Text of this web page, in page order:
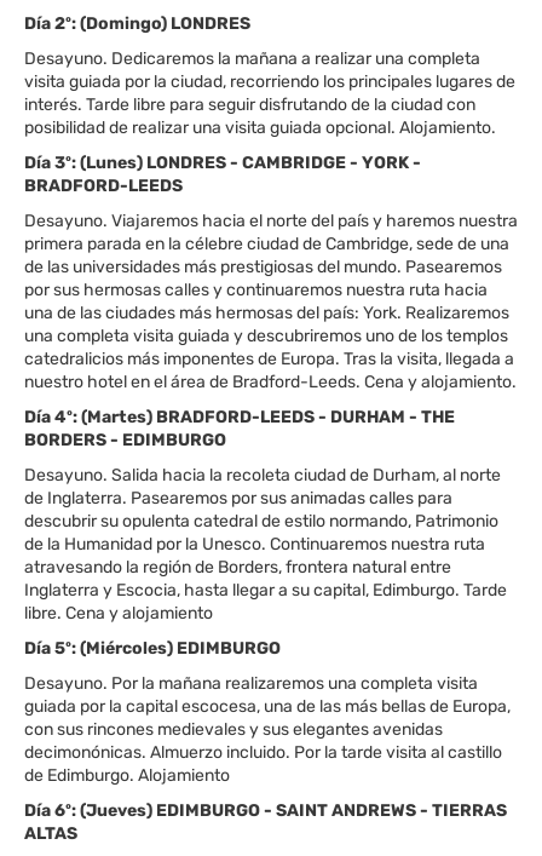
Día 2º: (Domingo) LONDRES
Desayuno. Dedicaremos la mañana a realizar una completa
visita guiada por la ciudad, recorriendo los principales lugares de
interés. Tarde libre para seguir disfrutando de la ciudad con
posibilidad de realizar una visita guiada opcional. Alojamiento.
Día 3º: (Lunes) LONDRES - CAMBRIDGE - YORK -
BRADFORD-LEEDS
Desayuno. Viajaremos hacia el norte del país y haremos nuestra
primera parada en la célebre ciudad de Cambridge, sede de una
de las universidades más prestigiosas del mundo. Pasearemos
por sus hermosas calles y continuaremos nuestra ruta hacia
una de las ciudades más hermosas del país: York. Realizaremos
una completa visita guiada y descubriremos uno de los templos
catedralicios más imponentes de Europa. Tras la visita, llegada a
nuestro hotel en el área de Bradford-Leeds. Cena y alojamiento.
Día 4º: (Martes) BRADFORD-LEEDS - DURHAM - THE
BORDERS - EDIMBURGO
Desayuno. Salida hacia la recoleta ciudad de Durham, al norte
de Inglaterra. Pasearemos por sus animadas calles para
descubrir su opulenta catedral de estilo normando, Patrimonio
de la Humanidad por la Unesco. Continuaremos nuestra ruta
atravesando la región de Borders, frontera natural entre
Inglaterra y Escocia, hasta llegar a su capital, Edimburgo. Tarde
libre. Cena y alojamiento
Día 5º: (Miércoles) EDIMBURGO
Desayuno. Por la mañana realizaremos una completa visita
guiada por la capital escocesa, una de las más bellas de Europa,
con sus rincones medievales y sus elegantes avenidas
decimonónicas. Almuerzo incluido. Por la tarde visita al castillo
de Edimburgo. Alojamiento
Día 6º: (Jueves) EDIMBURGO - SAINT ANDREWS - TIERRAS
ALTAS